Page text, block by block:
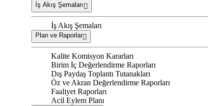
İş Akış Şemaları
İş Akış Şemaları
Plan ve Raporlar
Kalite Komisyon Kararları
Birim İç Değerlendirme Raporları
Dış Paydaş Toplantı Tutanakları
Öz ve Akran Değerlendirme Raporları
Faaliyet Raporları
Acil Eylem Planı